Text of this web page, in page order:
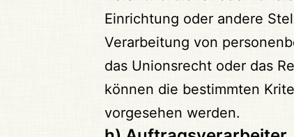
Einrichtung oder andere
Verarbeitung von
das Unionsrecht oder das
können die bestimmten
vorgesehen werden.